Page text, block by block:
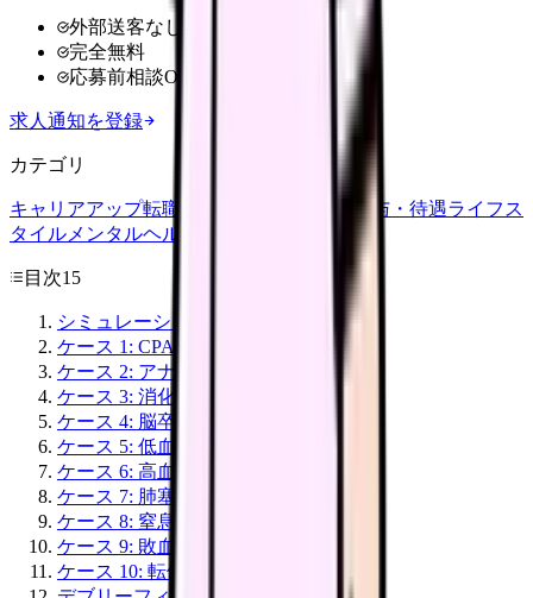
外部送客なし
完全無料
応募前相談OK
求人通知を登録
カテゴリ
キャリアアップ転職ガイド 給与・待遇ライフス
タイルメンタルヘルス
目次15
シミュレーション設計の基本 4 要素
ケース 1: CPA（心肺停止）
ケース 2: アナフィラキシーショック
ケース 3: 消化管出血
ケース 4: 脳卒中（TIA / 脳梗塞）
ケース 5: 低血糖
ケース 6: 高血糖性昏睡（DKA）
ケース 7: 肺塞栓
ケース 8: 窒息
ケース 9: 敗血症性ショック
ケース 10: 転倒・頭部外傷